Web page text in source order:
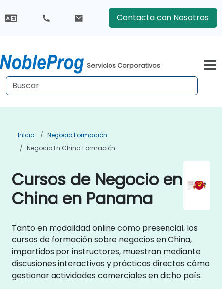
Contacta con Nosotros
Servicios Corporativos
Inicio
Negocio Formación
Negocio En China Formación
Cursos de Negocio en
China en Panama
Tanto en modalidad online como presencial, los
cursos de formación sobre negocios en China,
impartidos por instructores, muestran mediante
discusiones interactivas y prácticas directas cómo
gestionar actividades comerciales en dicho país.